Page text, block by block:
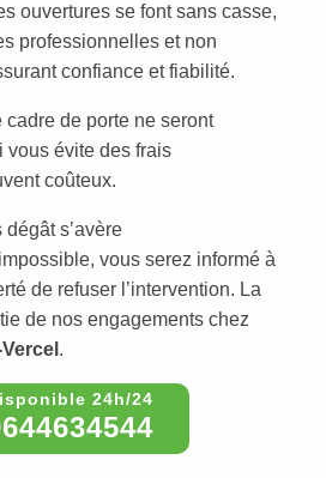
ouvertures se font sans casse,
professionnelles et non
confiance et fiabilité.
cadre de porte ne seront
vous évite des frais
coûteux.
s’avère
vous serez informé à
de refuser l’intervention. La
de nos engagements chez
.